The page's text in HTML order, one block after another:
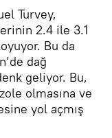
Turvey,
2.4 ile 3.1
Bu da
dağ
geliyor. Bu,
olmasına ve
yol açmış